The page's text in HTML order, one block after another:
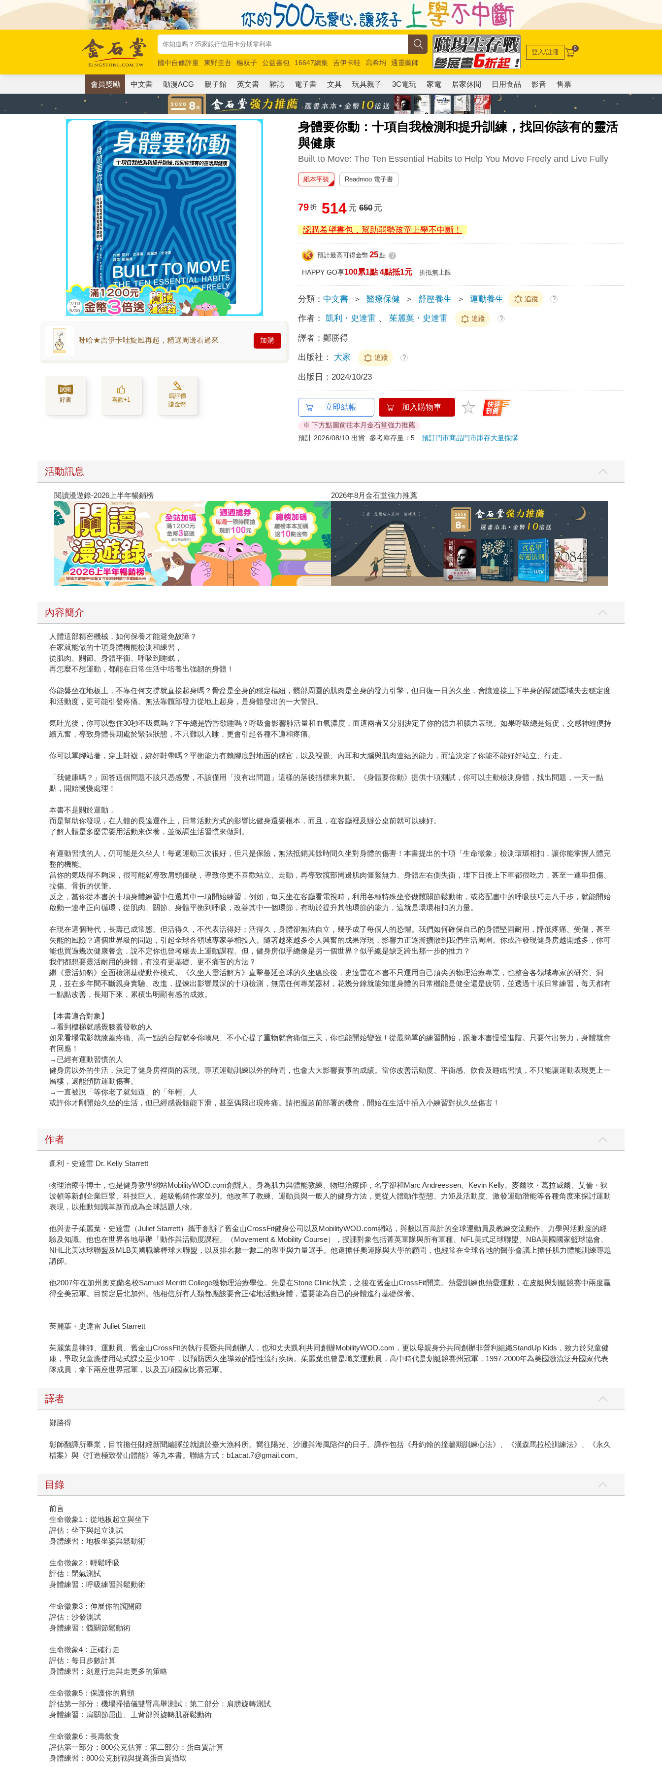
國中自修評量 東野圭吾 楊双子 公益書包 16647續集 吉伊卡哇 高希均
通靈藥師
唯紅花綻放
奧德賽 路邊攤新作 馬斯克 玩具總動員5 超慢跑
登入/註冊 0
會員獎勵 中文書 動漫ACG 親子館 英文書 雜誌 電子書 文具 玩具親子 3C電玩 家電 居家休閒 日用食品 影音 售票
身體要你動：十項自我檢測和提升訓練，找回你該有的靈活
與健康
Built to Move: The Ten Essential Habits to Help You Move Freely and Live Fully
呀哈★吉伊卡哇旋風再起，精選周邊看過來 加購
好書 喜歡+1
寫評價
賺金幣
紙本平裝 Readmoo 電子書
79 折 514 元 650元
認購希望書包，幫助弱勢孩童上學不中斷！
預計最高可得金幣 25點 ?
HAPPY GO享100累1點 4點抵1元 折抵無上限
分類： 中文書 ＞ 醫療保健 ＞ 舒壓養生 ＞ 運動養生 追蹤 ?
作者： 凱利・史達雷 、茱麗葉・史達雷 追蹤 ?
譯者：鄭勝得
出版社： 大家 追蹤 ?
出版日： 2024/10/23
立即結帳 加入購物車
※ 下方點圖前往本月金石堂強力推薦
預計 2026/08/10 出貨 參考庫存量：5預訂門市商品門市庫存大量採購
活動訊息
閱讀漫遊錄-2026上半年暢銷榜 2026年8月金石堂強力推薦
內容簡介
人體這部精密機械，如何保養才能避免故障？
在家就能做的十項身體機能檢測和練習，
從肌肉、關節、身體平衡、呼吸到睡眠，
再怎麼不想運動，都能在日常生活中培養出強韌的身體！
你能盤坐在地板上，不靠任何支撐就直接起身嗎？骨盆是全身的穩定樞紐，髖部周圍的肌肉是全身的發力引擎，但日復一日的久坐，會讓連接上下半身的關鍵區域失去穩定度
和活動度，更可能引發疼痛。無法靠髖部發力從地上起身，是身體發出的一大警訊。
氣吐光後，你可以憋住30秒不吸氣嗎？下午總是昏昏欲睡嗎？呼吸會影響肺活量和血氧濃度，而這兩者又分別決定了你的體力和腦力表現。如果呼吸總是短促，交感神經便持
續亢奮，導致身體長期處於緊張狀態，不只難以入睡，更會引起各種不適和疼痛。
你可以單腳站著，穿上鞋襪，綁好鞋帶嗎？平衡能力有賴腳底對地面的感官，以及視覺、內耳和大腦與肌肉連結的能力，而這決定了你能不能好好站立、行走。
「我健康嗎？」回答這個問題不該只憑感覺，不該僅用「沒有出問題」這樣的落後指標來判斷。《身體要你動》提供十項測試，你可以主動檢測身體，找出問題，一天一點
點，開始慢慢處理！
本書不是關於運動，
而是幫助你發現，在人體的長遠運作上，日常活動方式的影響比健身還要根本，而且，在客廳裡及辦公桌前就可以練好。
了解人體是多麼需要用活動來保養，並微調生活習慣來做到。
有運動習慣的人，仍可能是久坐人！每週運動三次很好，但只是保險，無法抵銷其餘時間久坐對身體的傷害！本書提出的十項「生命徵象」檢測環環相扣，讓你能掌握人體完
整的機能。
當你的氣吸得不夠深，很可能就導致肩頸僵硬，導致你更不喜歡站立、走動，再導致髖部周邊肌肉僵緊無力、身體左右側失衡，埋下日後上下車都很吃力，甚至一連串扭傷、
拉傷、骨折的伏筆。
反之，當你從本書的十項身體練習中任選其中一項開始練習，例如，每天坐在客廳看電視時，利用各種特殊坐姿做髖關節鬆動術，或搭配書中的呼吸技巧走八千步，就能開始
啟動一連串正向循環，從肌肉、關節、身體平衡到呼吸，改善其中一個環節，有助於提升其他環節的能力，這就是環環相扣的力量。
在現在這個時代，長壽已成常態。但活得久，不代表活得好；活得久，身體卻無法自立，幾乎成了每個人的恐懼。我們如何確保自己的身體堅固耐用，降低疼痛、受傷，甚至
失能的風險？這個世界級的問題，引起全球各領域專家爭相投入。隨著越來越多令人興奮的成果浮現，影響力正逐漸擴散到我們生活周圍。你或許發現健身房越開越多，你可
能也買過幾次健康餐盒，說不定你也曾考慮去上運動課程。但，健身房似乎總像是另一個世界？似乎總是缺乏跨出那一步的推力？
我們都想要靈活耐用的身體，有沒有更基礎、更不痛苦的方法？
繼《靈活如豹》全面檢測基礎動作模式、《久坐人靈活解方》直擊蔓延全球的久坐瘟疫後，史達雷在本書不只運用自己頂尖的物理治療專業，也整合各領域專家的研究、洞
見，並在多年間不斷親身實驗、改進，提煉出影響最深的十項檢測，無需任何專業器材，花幾分鐘就能知道身體的日常機能是健全還是疲弱，並透過十項日常練習，每天都有
一點點改善，長期下來，累積出明顯有感的成效。
【本書適合對象】
→看到樓梯就感覺膝蓋發軟的人
如果看場電影就膝蓋疼痛、高一點的台階就令你嘆息、不小心提了重物就會痛個三天，你也能開始變強！從最簡單的練習開始，跟著本書慢慢進階。只要付出努力，身體就會
有回應！
→已經有運動習慣的人
健身房以外的生活，決定了健身房裡面的表現。專項運動訓練以外的時間，也會大大影響賽事的成績。當你改善活動度、平衡感、飲食及睡眠習慣，不只能讓運動表現更上一
層樓，還能預防運動傷害。
→一直被說「等你老了就知道」的「年輕」人
或許你才剛開始久坐的生活，但已經感覺體能下滑，甚至偶爾出現疼痛。請把握超前部署的機會，開始在生活中插入小練習對抗久坐傷害！
作者
凱利・史達雷 Dr. Kelly Starrett
物理治療學博士，也是健身教學網站MobilityWOD.com創辦人。身為肌力與體能教練、物理治療師，名字卻和Marc Andreessen、Kevin Kelly、麥爾坎・葛拉威爾、艾倫・狄
波頓等新創企業巨擘、科技巨人、超級暢銷作家並列。他改革了教練、運動員與一般人的健身方法，更從人體動作型態、力矩及活動度、激發運動潛能等各種角度來探討運動
表現，以推動知識革新而成為全球話題人物。
他與妻子茱麗葉・史達雷（Juliet Starrett）攜手創辦了舊金山CrossFit健身公司以及MobilityWOD.com網站，與數以百萬計的全球運動員及教練交流動作、力學與活動度的經
驗及知識。他也在世界各地舉辦「動作與活動度課程」（Movement & Mobility Course），授課對象包括菁英軍隊與所有軍種、NFL美式足球聯盟、NBA美國國家籃球協會、
NHL北美冰球聯盟及MLB美國職業棒球大聯盟，以及排名數一數二的舉重與力量選手。他還擔任奧運隊與大學的顧問，也經常在全球各地的醫學會議上擔任肌力體能訓練專題
講師。
他2007年在加州奧克蘭名校Samuel Merritt College獲物理治療學位。先是在Stone Clinic執業，之後在舊金山CrossFit開業。熱愛訓練也熱愛運動，在皮艇與划艇競賽中兩度贏
得全美冠軍。目前定居北加州。他相信所有人類都應該要會正確地活動身體，還要能為自己的身體進行基礎保養。
茱麗葉・史達雷 Juliet Starrett
茱麗葉是律師、運動員、舊金山CrossFit的執行長暨共同創辦人，也和丈夫凱利共同創辦MobilityWOD.com，更以母親身分共同創辦非營利組織StandUp Kids，致力於兒童健
康，爭取兒童應使用站式課桌至少10年，以預防因久坐導致的慢性流行疾病。茱麗葉也曾是職業運動員，高中時代是划艇競賽州冠軍，1997-2000年為美國激流泛舟國家代表
隊成員，拿下兩座世界冠軍，以及五項國家比賽冠軍。
譯者
鄭勝得
彰師翻譯所畢業，目前擔任財經新聞編譯並就讀於臺大漁科所。嚮往陽光、沙灘與海風陪伴的日子。譯作包括《丹約翰的撞牆期訓練心法》、《漢森馬拉松訓練法》、《永久
檔案》與《打造極致登山體能》等九本書。聯絡方式：b1acat.7@gmail.com。
目錄
前言
生命徵象1：從地板起立與坐下
評估：坐下與起立測試
身體練習：地板坐姿與鬆動術
生命徵象2：輕鬆呼吸
評估：閉氣測試
身體練習：呼吸練習與鬆動術
生命徵象3：伸展你的髖關節
評估：沙發測試
身體練習：髖關節鬆動術
生命徵象4：正確行走
評估：每日步數計算
身體練習：刻意行走與走更多的策略
生命徵象5：保護你的肩頸
評估第一部分：機場掃描儀雙臂高舉測試；第二部分：肩膀旋轉測試
身體練習：肩關節屈曲、上背部與旋轉肌群鬆動術
生命徵象6：長壽飲食
評估第一部分：800公克估算；第二部分：蛋白質計算
身體練習：800公克挑戰與提高蛋白質攝取